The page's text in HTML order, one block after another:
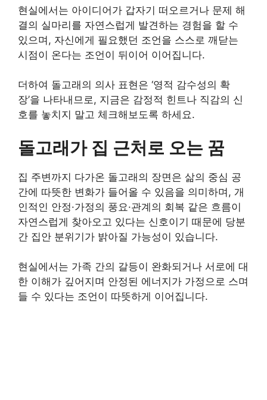
현실에서는 아이디어가 갑자기 떠오르거나 문제 해
결의 실마리를 자연스럽게 발견하는 경험을 할 수
있으며, 자신에게 필요했던 조언을 스스로 깨닫는
시점이 온다는 조언이 뒤이어 이어집니다.
더하여 돌고래의 의사 표현은 ‘영적 감수성의 확
장’을 나타내므로, 지금은 감정적 힌트나 직감의 신
호를 놓치지 말고 체크해보도록 하세요.
돌고래가 집 근처로 오는 꿈
집 주변까지 다가온 돌고래의 장면은 삶의 중심 공
간에 따뜻한 변화가 들어올 수 있음을 의미하며, 개
인적인 안정·가정의 풍요·관계의 회복 같은 흐름이
자연스럽게 찾아오고 있다는 신호이기 때문에 당분
간 집안 분위기가 밝아질 가능성이 있습니다.
현실에서는 가족 간의 갈등이 완화되거나 서로에 대
한 이해가 깊어지며 안정된 에너지가 가정으로 스며
들 수 있다는 조언이 따뜻하게 이어집니다.